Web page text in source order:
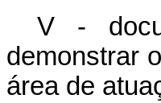
V -
demonstrar
área de